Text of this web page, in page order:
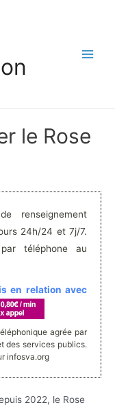
le Rose
renseignement
24h/24 et 7j/7.
téléphone au
en relation avec
agrée par
des services publics.
infosva.org
2022, le Rose